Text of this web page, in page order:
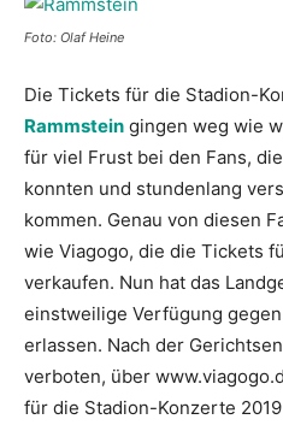
Foto: Olaf Heine
Die Tickets für die Stadion-
Rammstein gingen weg wie
für viel Frust bei den Fans,
konnten und stundenlang
kommen. Genau von diesen
wie Viagogo, die die Tickets
verkaufen. Nun hat das
einstweilige Verfügung
erlassen. Nach der
verboten, über
für die Stadion-Konzerte